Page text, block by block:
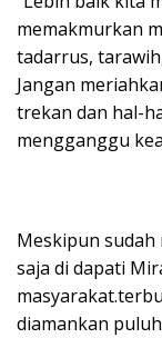
memakmurkan
tadarrus,
Jangan
trekan dan hal-
mengganggu
Meskipun
saja di dapati
diamankan